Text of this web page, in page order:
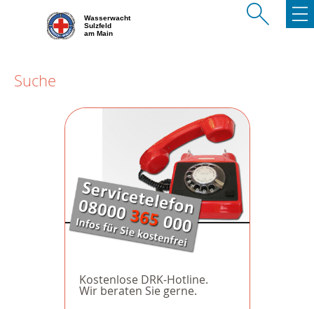
Wasserwacht
Sulzfeld
am Main
Suche
Kostenlose DRK-Hotline.
Wir beraten Sie gerne.